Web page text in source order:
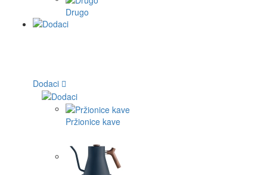
Drugo
Dodaci
Pržionice kave